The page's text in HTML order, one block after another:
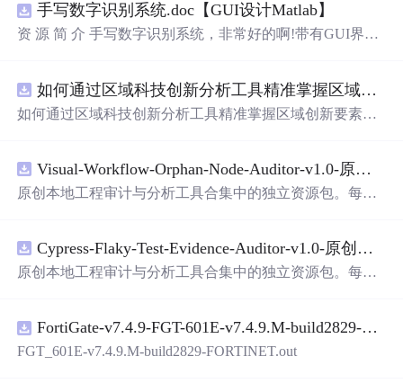
手写数字识别系统.doc【GUI设计Matlab】
资 源 简 介 手写数字识别系统，非常好的啊!带有GUI界
带有直观的图形用户界面（GUI），非常容易使用。你只
需要将手写数字输入系统，它将立即给出准确的识别结
是一个非常方便和实用的工具，你一定会喜欢它的！
如何通过区域科技创新分析工具精准掌握区域创新要素分布与产业链融合现状？.docx
如何通过区域科技创新分析工具精准掌握区域创新要素分
Visual-Workflow-Orphan-Node-Auditor-v1.0-原创源码与文档.zip
原创本地工程审计与分析工具合集中的独立资源包。每个
README、运行说明、功能清单、MIT License及原创与授
权声明。解压后进入project目录，执行npm test验证算法，
目 源码、Logo、官方截图、论文、生产日志或其他受限素
材。适合前端开发、AI应用工程、测试审计和课程实践。
Cypress-Flaky-Test-Evidence-Auditor-v1.0-原创源码与文档.zip
原创本地工程审计与分析工具合集中的独立资源包。每个
README、运行说明、功能清单、MIT License及原创与授
权声明。解压后进入project目录，执行npm test验证算法，
FortiGate-v7.4.9-FGT-601E-v7.4.9.M-build2829-FORTINET.out
FGT_601E-v7.4.9.M-build2829-FORTINET.out